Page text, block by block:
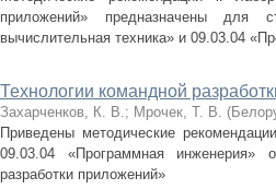
приложений» предназначены для
вычислительная техника» и 09.03.04
Технологии командной
Захарченков, К. В.; Мрочек, Т. В. (
Приведены методические
09.03.04 «Программная инженерия»
разработки приложений»